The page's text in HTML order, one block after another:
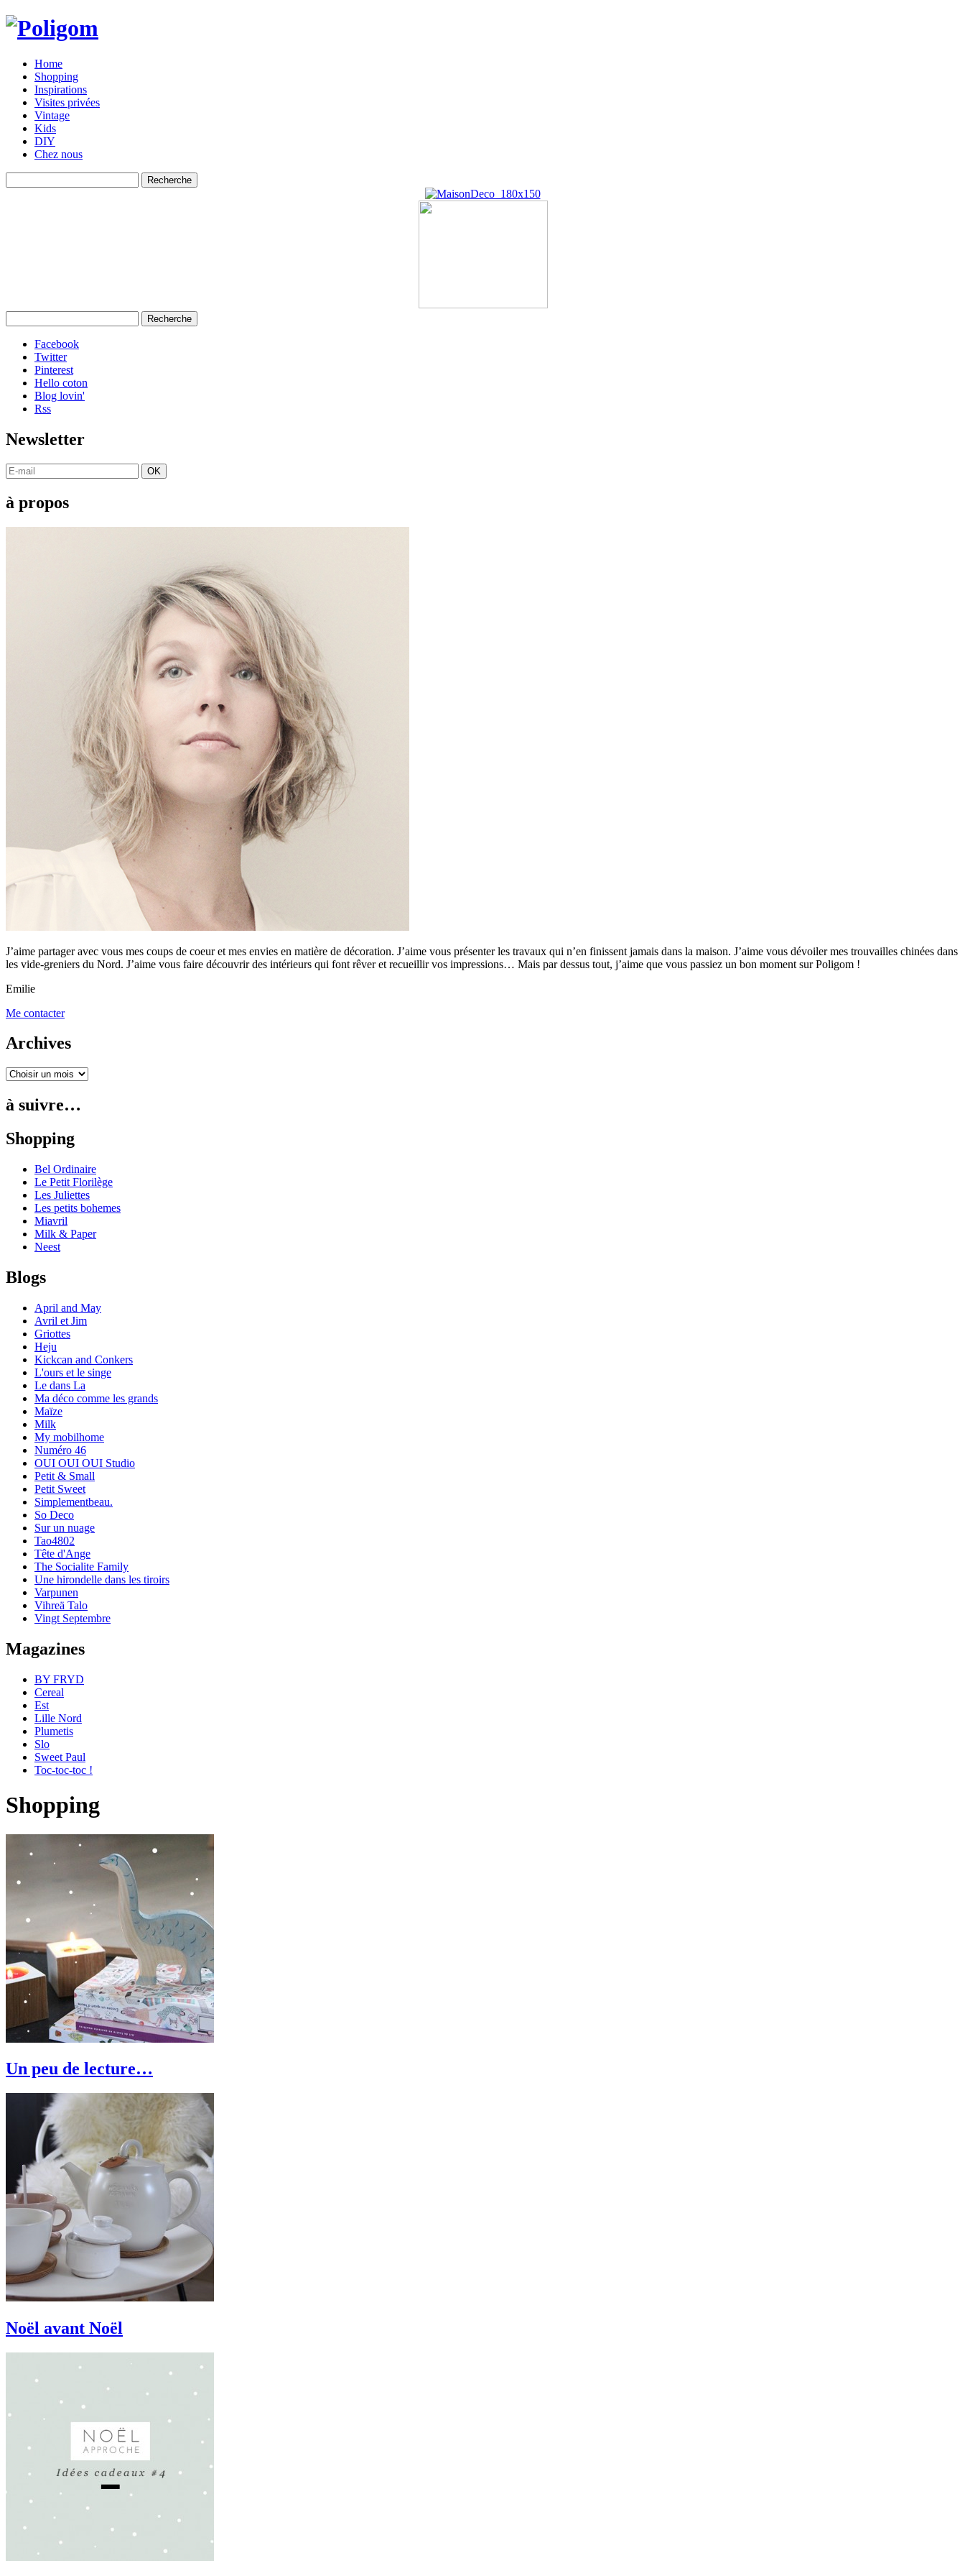
Home
Shopping
Inspirations
Visites privées
Vintage
Kids
DIY
Chez nous
Facebook
Twitter
Pinterest
Hello coton
Blog lovin'
Rss
Newsletter
OK
à propos
J’aime partager avec vous mes coups de coeur et mes envies en matière de décoration. J’aime vous présenter les travaux qui n’en finissent jamais dans la maison. J’aime vous dévoiler mes trouvailles chinées dans
les vide-greniers du Nord. J’aime vous faire découvrir des intérieurs qui font rêver et recueillir vos impressions… Mais par dessus tout, j’aime que vous passiez un bon moment sur Poligom !
Emilie
Me contacter
Archives
à suivre…
Shopping
Bel Ordinaire
Le Petit Florilège
Les Juliettes
Les petits bohemes
Miavril
Milk & Paper
Neest
Blogs
April and May
Avril et Jim
Griottes
Heju
Kickcan and Conkers
L'ours et le singe
Le dans La
Ma déco comme les grands
Maïze
Milk
My mobilhome
Numéro 46
OUI OUI OUI Studio
Petit & Small
Petit Sweet
Simplementbeau.
So Deco
Sur un nuage
Tao4802
Tête d'Ange
The Socialite Family
Une hirondelle dans les tiroirs
Varpunen
Vihreä Talo
Vingt Septembre
Magazines
BY FRYD
Cereal
Est
Lille Nord
Plumetis
Slo
Sweet Paul
Toc-toc-toc !
Shopping
Un peu de lecture…
Noël avant Noël